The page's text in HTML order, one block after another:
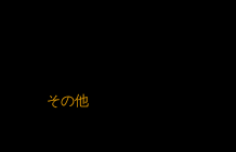
その他